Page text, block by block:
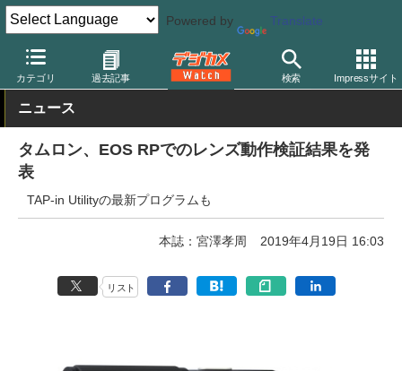
Powered by Translate
カテゴリ 過去記事 検索 Impressサイト
デジカメ Watch レンズ 交換レンズ タムロン
ニュース
タムロン、EOS RPでのレンズ動作検証結果を発
表
TAP-in Utilityの最新プログラムも
本誌：宮澤孝周 2019年4月19日 16:03
リスト